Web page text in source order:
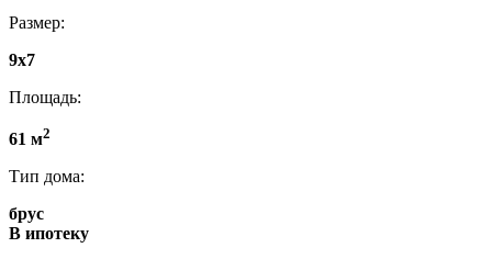
Размер:
9х7
Площадь:
61 м2
Тип дома:
брус
В ипотеку